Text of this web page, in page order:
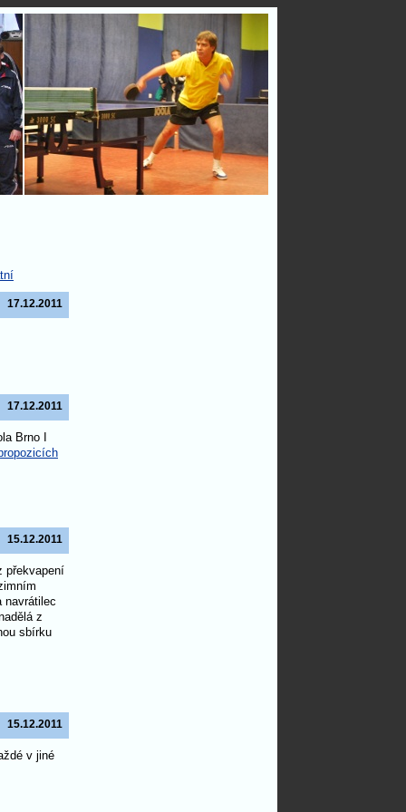
17.12.2011
17.12.2011
Brno I
15.12.2011
překvapení
navrátilec
z
sbírku
15.12.2011
v jiné